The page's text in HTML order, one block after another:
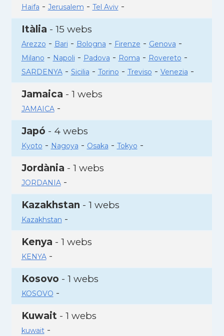
Haifa - Jerusalem - Tel Aviv-
Itàlia - 15 webs
Arezzo - Bari - Bologna - Firenze - Genova -
Milano - Napoli - Padova - Roma - Rovereto -
SARDENYA- Sicilia - Torino - Treviso - Venezia -
Jamaica - 1 webs
JAMAICA-
Japó - 4 webs
Kyoto - Nagoya - Osaka - Tokyo -
Jordània - 1 webs
JORDANIA-
Kazakhstan - 1 webs
Kazakhstan -
Kenya - 1 webs
KENYA-
Kosovo - 1 webs
KOSOVO -
Kuwait - 1 webs
kuwait-